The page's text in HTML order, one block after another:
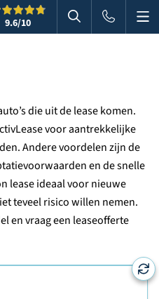
9.6/10 Zoeken in
die uit de lease komen.
voor aantrekkelijke
Andere voordelen zijn de
en de snelle
lease ideaal voor nieuwe
teveel risico willen nemen.
en vraag een leaseofferte